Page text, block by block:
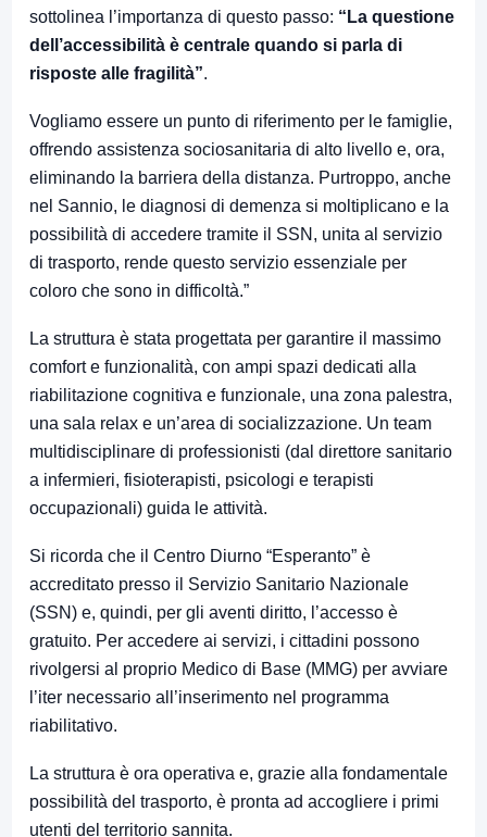
sottolinea l’importanza di questo passo: “La questione
dell’accessibilità è centrale quando si parla di
risposte alle fragilità”.
Vogliamo essere un punto di riferimento per le famiglie,
offrendo assistenza sociosanitaria di alto livello e, ora,
eliminando la barriera della distanza. Purtroppo, anche
nel Sannio, le diagnosi di demenza si moltiplicano e la
possibilità di accedere tramite il SSN, unita al servizio
di trasporto, rende questo servizio essenziale per
coloro che sono in difficoltà.”
La struttura è stata progettata per garantire il massimo
comfort e funzionalità, con ampi spazi dedicati alla
riabilitazione cognitiva e funzionale, una zona palestra,
una sala relax e un’area di socializzazione. Un team
multidisciplinare di professionisti (dal direttore sanitario
a infermieri, fisioterapisti, psicologi e terapisti
occupazionali) guida le attività.
Si ricorda che il Centro Diurno “Esperanto” è
accreditato presso il Servizio Sanitario Nazionale
(SSN) e, quindi, per gli aventi diritto, l’accesso è
gratuito. Per accedere ai servizi, i cittadini possono
rivolgersi al proprio Medico di Base (MMG) per avviare
l’iter necessario all’inserimento nel programma
riabilitativo.
La struttura è ora operativa e, grazie alla fondamentale
possibilità del trasporto, è pronta ad accogliere i primi
utenti del territorio sannita.